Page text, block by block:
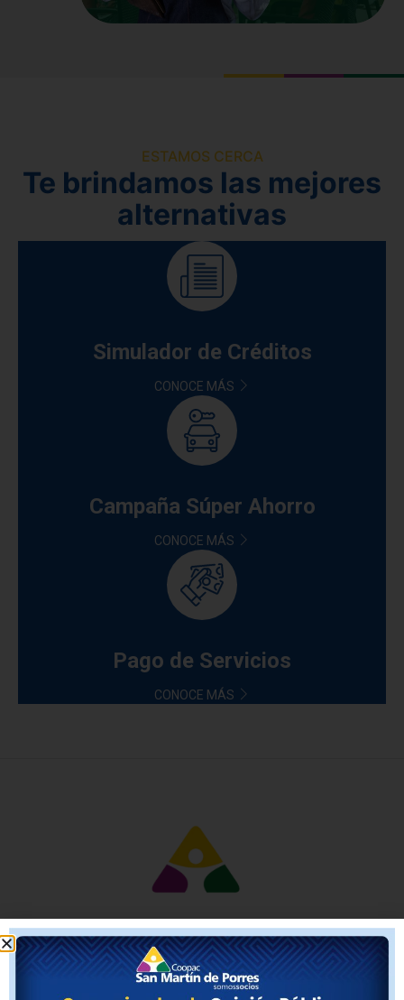
ESTAMOS CERCA
Te brindamos las mejores
alternativas
Simulador de Créditos
CONOCE MÁS
Campaña Súper Ahorro
CONOCE MÁS
Pago de Servicios
CONOCE MÁS
Socio en Línea APP
Todas las operaciones desde tu celular